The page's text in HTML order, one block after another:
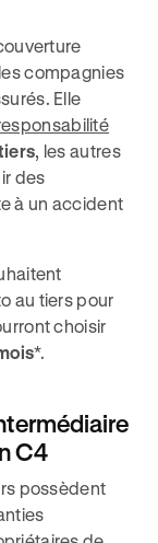
compagnies
Elle
, les autres
des
à un accident
au tiers pour
choisir
*.
C4
possèdent